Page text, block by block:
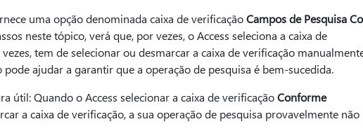
uma opção denominada caixa de verificaçãoCampos de Pesquisa
neste tópico, verá que, por vezes, o Access seleciona a caixa de
tem de selecionar ou desmarcar a caixa de verificação
ajudar a garantir que a operação de pesquisa é bem-sucedida.
útil: Quando o Access selecionar a caixa de verificaçãoConforme
a caixa de verificação, a sua operação de pesquisa provavelmente não